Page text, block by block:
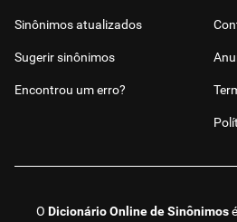
O Dicionário Online de Sinônimos
Sinônimos atualizados
Sugerir sinônimos
Encontrou um erro?